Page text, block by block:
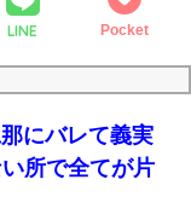
LINE Pocket
にバレて義実
所で全てが片